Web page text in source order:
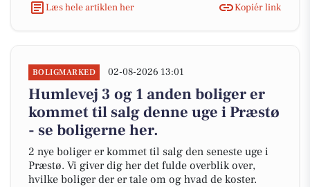
Læs hele artiklen her Kopiér link
BOLIGMARKED 02-08-2026 13:01
Humlevej 3 og 1 anden boliger er
kommet til salg denne uge i Præstø
- se boligerne her.
2 nye boliger er kommet til salg den seneste uge i
Præstø. Vi giver dig her det fulde overblik over,
hvilke boliger der er tale om og hvad de koster.